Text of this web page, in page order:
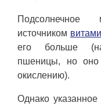
источником
его больше
пшеницы, но
окислению).
Однако